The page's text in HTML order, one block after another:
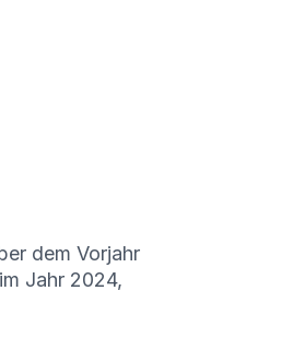
dem Vorjahr
im Jahr 2024,